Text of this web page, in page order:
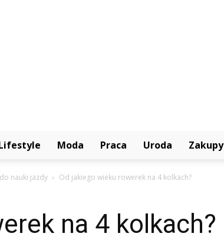
Moda Praca Uroda Zakupy
nauki jazdy Od jakiego wieku rowerek na 4 kolkach?
na 4 kolkach?